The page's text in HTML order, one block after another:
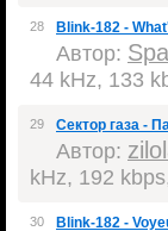
28 Blink-182 -
Автор:
44 kHz, 133
29 Сектор газа -
Автор:
kHz, 192
30 Blink-182 -